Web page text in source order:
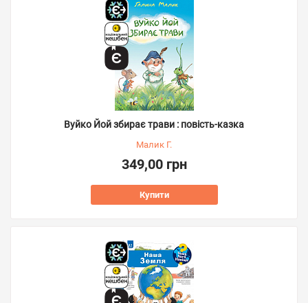
Вуйко Йой збирає трави : повість-казка
Малик Г.
349,00 грн
Купити